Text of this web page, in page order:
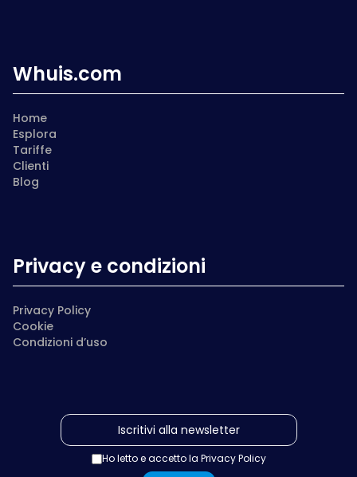
Whuis.com
Home
Esplora
Tariffe
Clienti
Blog
Privacy e condizioni
Privacy Policy
Cookie
Condizioni d’uso
Ho letto e accetto la Privacy Policy